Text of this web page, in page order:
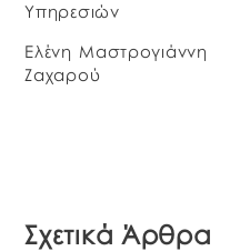
Υπηρεσιών
Ελένη
Ζαχαρού
Σχετικά Άρθρα